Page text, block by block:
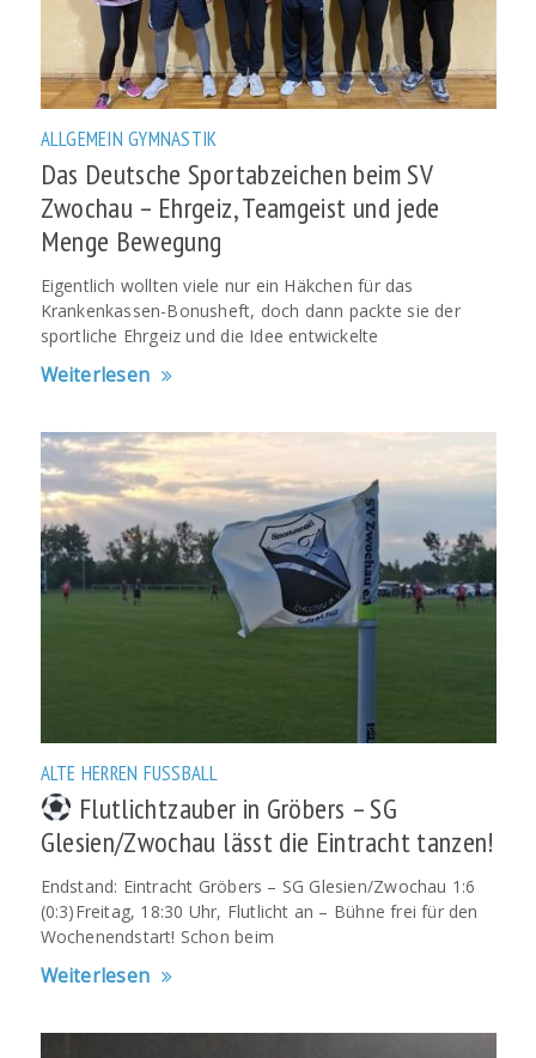
ALLGEMEIN GYMNASTIK
Das Deutsche Sportabzeichen beim SV
Zwochau – Ehrgeiz, Teamgeist und jede
Menge Bewegung
Eigentlich wollten viele nur ein Häkchen für das
Krankenkassen-Bonusheft, doch dann packte sie der
sportliche Ehrgeiz und die Idee entwickelte
Weiterlesen
ALTE HERREN FUSSBALL
Flutlichtzauber in Gröbers – SG
Glesien/Zwochau lässt die Eintracht tanzen!
Endstand: Eintracht Gröbers – SG Glesien/Zwochau 1:6
(0:3)Freitag, 18:30 Uhr, Flutlicht an – Bühne frei für den
Wochenendstart! Schon beim
Weiterlesen